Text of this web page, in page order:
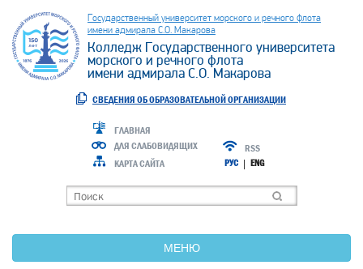
Государственный университет морского и речного флота
имени адмирала С.О. Макарова
Колледж Государственного университета
морского и речного флота
имени адмирала С.О. Макарова
СВЕДЕНИЯ ОБ ОБРАЗОВАТЕЛЬНОЙ ОРГАНИЗАЦИИ
ГЛАВНАЯ
ДЛЯ СЛАБОВИДЯЩИХ
КАРТА САЙТА
RSS
РУС| ENG
МЕНЮ